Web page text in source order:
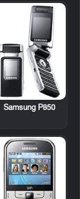
Samsung P850